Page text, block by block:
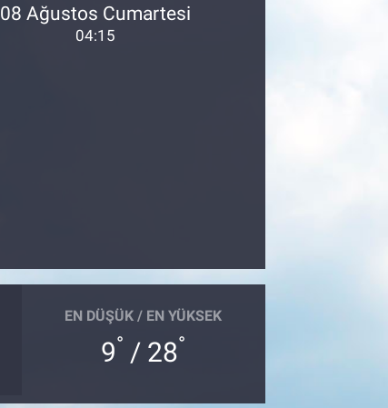
08 Ağustos Cumartesi
04:15
EN DÜŞÜK / EN YÜKSEK
9° / 28°